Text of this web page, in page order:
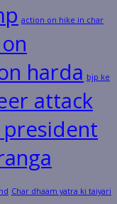
action on hike in char
harda bjp ke
attack
Char dhaam yatra ki taiyari